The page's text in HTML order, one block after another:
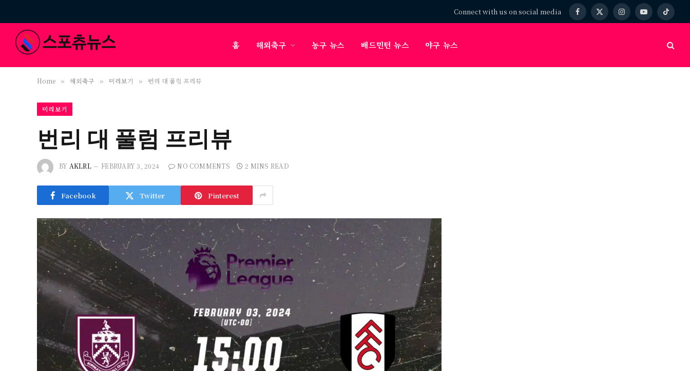
Connect with us on social media Facebook
X
InstagramYouTubeTikTok
홈 해외축구 농구 뉴스 배드민턴 뉴스 야구 뉴스
Home » 해외축구 » 미리보기 » 번리 대 풀럼 프리뷰
미리보기
번리 대 풀럼 프리뷰
BY AKLRL FEBRUARY 3, 2024 NO COMMENTS 2 MINS READ
Facebook Twitter Pinterest